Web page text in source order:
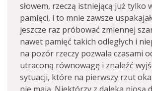
słowem, rzeczą istniejącą już tylko
pamięci, i to mnie zawsze
jeszcze raz próbować zmiennej
nawet pamięć takich odległych i
na pozór rzeczy pozwala czasami
utraconą równowagę i znaleźć
sytuacji, które na pierwszy rzut